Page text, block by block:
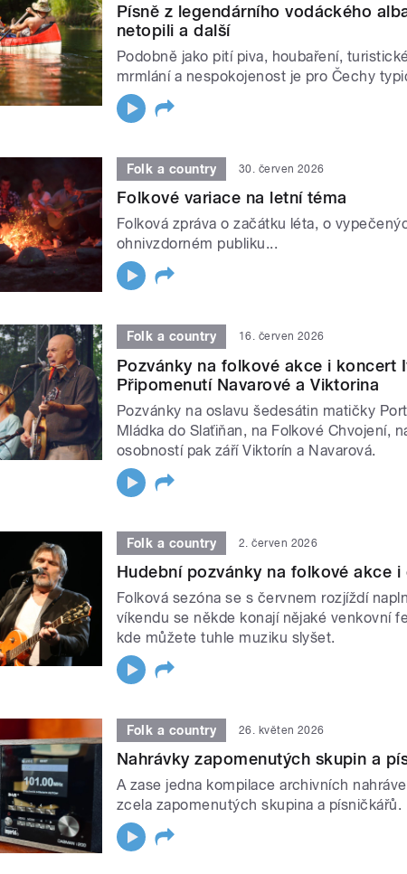
Písně z legendárního vodáckého
netopili a další
Podobně jako pití piva, houbaření,
mrmlání a nespokojenost je pro Čechy
Folk a country 30. červen 2026
Folkové variace na letní téma
Folková zpráva o začátku léta, o
ohnivzdorném publiku...
Folk a country 16. červen 2026
Pozvánky na folkové akce i koncert
Připomenutí Navarové a Viktorina
Pozvánky na oslavu šedesátin matičky
Mládka do Slaťiňan, na Folkové Chvojení,
osobností pak září Viktorín a Navarová.
Folk a country 2. červen 2026
Hudební pozvánky na folkové akce i
Folková sezóna se s červnem rozjíždí
víkendu se někde konají nějaké venkovní
kde můžete tuhle muziku slyšet.
Folk a country 26. květen 2026
Nahrávky zapomenutých skupin a
A zase jedna kompilace archivních
zcela zapomenutých skupina a písničkářů.